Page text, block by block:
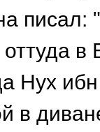
писал:
в
Нух
в